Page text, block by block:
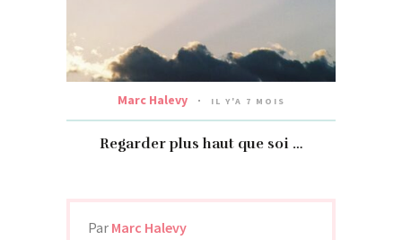
Marc Halevy IL Y'A 7 MOIS
Regarder plus haut que soi …
Par Marc Halevy